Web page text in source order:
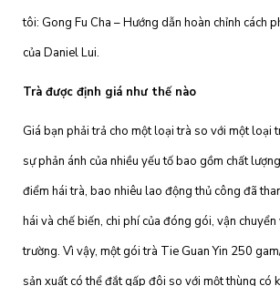
tôi: Gong Fu Cha – Hướng dẫn hoàn chỉnh cách
của Daniel Lui.
Trà được định giá như thế nào
Giá bạn phải trả cho một loại trà so với một loại
sự phản ánh của nhiều yếu tố bao gồm chất
điểm hái trà, bao nhiêu lao động thủ công đã
hái và chế biến, chi phí của đóng gói, vận chuyển
trường. Vì vậy, một gói trà Tie Guan Yin 250
sản xuất có thể đắt gấp đôi so với một thùng có